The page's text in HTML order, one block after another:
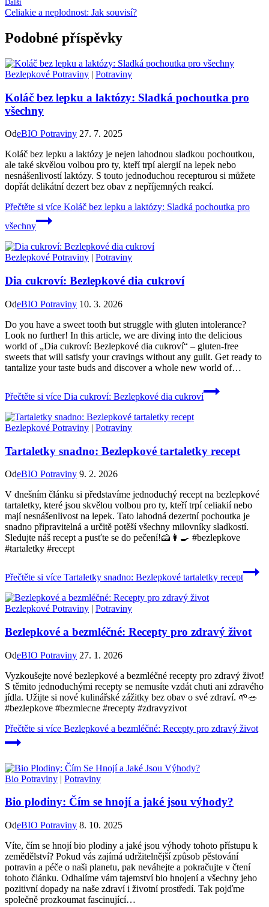
Další
Celiakie a neplodnost: Jak souvisí?
Podobné příspěvky
Bezlepkové Potraviny | Potraviny
Koláč bez lepku a laktózy: Sladká pochoutka pro
všechny
OdeBIO Potraviny 27. 7. 2025
Koláč bez lepku a laktózy je nejen lahodnou sladkou pochoutkou,
ale také skvělou volbou pro ty, kteří trpí alergií na lepek nebo
nesnášenlivostí laktózy. S touto jednoduchou recepturou si můžete
dopřát delikátní dezert bez obav z nepříjemných reakcí.
Přečtěte si více Koláč bez lepku a laktózy: Sladká pochoutka pro
všechny
Bezlepkové Potraviny | Potraviny
Dia cukroví: Bezlepkové dia cukroví
OdeBIO Potraviny 10. 3. 2026
Do you have a sweet tooth but struggle with gluten intolerance?
Look no further! In this article, we are diving into the delicious
world of „Dia cukroví: Bezlepkové dia cukroví“ – gluten-free
sweets that will satisfy your cravings without any guilt. Get ready to
tantalize your taste buds and discover a whole new world of…
Přečtěte si více Dia cukroví: Bezlepkové dia cukroví
Bezlepkové Potraviny | Potraviny
Tartaletky snadno: Bezlepkové tartaletky recept
OdeBIO Potraviny 9. 2. 2026
V dnešním článku si představíme jednoduchý recept na bezlepkové
tartaletky, které jsou skvělou volbou pro ty, kteří trpí celiakií nebo
mají nesnášenlivost na lepek. Tato lahodná dezertní pochoutka je
snadno připravitelná a určitě potěší všechny milovníky sladkostí.
Sledujte náš recept a pusťte se do pečení!🍰👩‍🍳 #bezlepkove
#tartaletky #recept
Přečtěte si více Tartaletky snadno: Bezlepkové tartaletky recept
Bezlepkové Potraviny | Potraviny
Bezlepkové a bezmléčné: Recepty pro zdravý život
OdeBIO Potraviny 27. 1. 2026
Vyzkoušejte nové bezlepkové a bezmléčné recepty pro zdravý život!
S těmito jednoduchými recepty se nemusíte vzdát chuti ani zdravého
jídla. Užijte si nové kulinářské zážitky bez obav o své zdraví. 🌱🥗
#bezlepkove #bezmlecne #recepty #zdravyzivot
Přečtěte si více Bezlepkové a bezmléčné: Recepty pro zdravý život
Bio Potraviny | Potraviny
Bio plodiny: Čím se hnojí a jaké jsou výhody?
OdeBIO Potraviny 8. 10. 2025
Víte, čím se hnojí​ bio plodiny a jaké ⁤jsou výhody tohoto​ přístupu ⁤k
zemědělství? Pokud vás zajímá udržitelnější způsob pěstování
potravin a péče o naši planetu, pak ‍neváhejte a​ pokračujte v čtení
tohoto článku. Odhalíme​ vám tajemství ⁢bio hnojení a všechny jeho
pozitivní dopady na naše zdraví i životní prostředí. Tak pojďme
společně prozkoumat fascinující…